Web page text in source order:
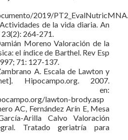
2019/
de la vida diaria. An
264-271.
Moreno Valoración de la
el índice de Barthel. Rev Esp
71: 127-137.
A. Escala de Lawton y
Hipocampo.org. 2007.
en:
lawton-brody.asp
AC, Fernández Arín E, Mesa
Arilla Calvo Valoración
Tratado geriatría para